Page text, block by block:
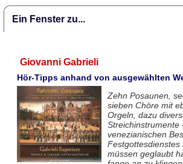
Ein Fenster zu...
Giovanni Gabrieli
Hör-Tipps anhand von ausgewählten
Zehn Posaunen,
sieben Chöre mit
Orgeln, dazu
Streichinstrumente
venezianischen
Festgottesdienstes
müssen geglaubt